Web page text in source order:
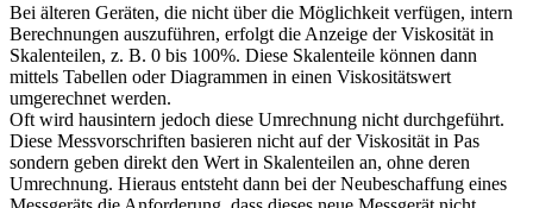
Bei älteren Geräten, die nicht über die Möglichkeit verfügen, intern
Berechnungen auszuführen, erfolgt die Anzeige der Viskosität in
Skalenteilen, z. B. 0 bis 100%. Diese Skalenteile können dann
mittels Tabellen oder Diagrammen in einen Viskositätswert
umgerechnet werden.
Oft wird hausintern jedoch diese Umrechnung nicht durchgeführt.
Diese Messvorschriften basieren nicht auf der Viskosität in Pas
sondern geben direkt den Wert in Skalenteilen an, ohne deren
Umrechnung. Hieraus entsteht dann bei der Neubeschaffung eines